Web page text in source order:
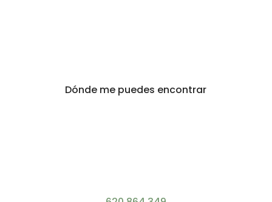
Dónde me puedes encontrar